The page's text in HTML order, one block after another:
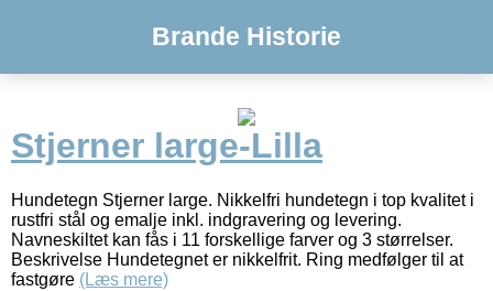
Brande Historie
Stjerner large-Lilla
Hundetegn Stjerner large. Nikkelfri hundetegn i top kvalitet i
rustfri stål og emalje inkl. indgravering og levering.
Navneskiltet kan fås i 11 forskellige farver og 3 størrelser.
Beskrivelse Hundetegnet er nikkelfrit. Ring medfølger til at
fastgøre (Læs mere)